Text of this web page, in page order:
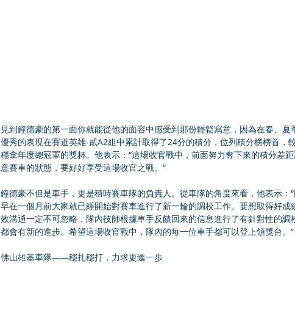
見到鐘德豪的第一面你就能從他的面容中感受到那份輕鬆寫意，因為在春、夏
優秀的表現在賽道英雄-貳A2組中累計取得了24分的積分，位列積分榜榜首，
穩拿年度總冠軍的獎杯。他表示：“這場收官戰中，前面努力奪下來的積分差
意賽車的狀態，要好好享受這場收官之戰。”
鐘德豪不但是車手，更是積時賽車隊的負責人。從車隊的角度來看，他表示：
早在一個月前大家就已經開始對賽車進行了新一輪的調校工作。要想取得好成
效溝通一定不可忽略，隊內技師根據車手反饋回來的信息進行了有針對性的調
都會有新的進步。希望這場收官戰中，隊內的每一位車手都可以登上領獎台。”
佛山雄基車隊——穩扎穩打，力求更進一步